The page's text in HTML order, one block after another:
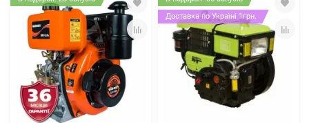
Доставка по Україні 1грн.